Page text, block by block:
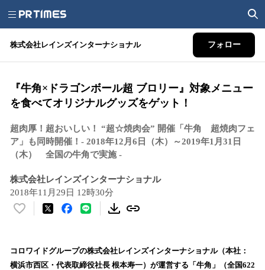
株式会社レインズインターナショナル フォロー
『牛角×ドラゴンボール超 ブロリー』対象メニュー
を食べてオリジナルグッズをゲット！
超肉厚！超おいしい！ “超☆焼肉会” 開催「牛角 超焼肉フェ
ア」も同時開催！‐ 2018年12月6日（木）～2019年1月31日
（木） 全国の牛角で実施 -
株式会社レインズインターナショナル
2018年11月29日 12時30分
い
！
数
コロワイドグループの株式会社レインズインターナショナル（本社：
横浜市西区・代表取締役社長 根本寿一）が運営する「牛角」（全国622